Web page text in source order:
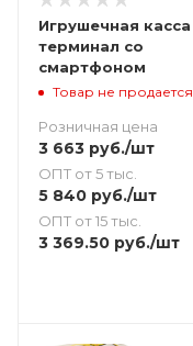
Игрушечная касса
терминал со
смартфоном
Товар не продается
Розничная цена
3 663 руб./шт
ОПТ от 5 тыс.
5 840 руб./шт
ОПТ от 15 тыс.
3 369.50 руб./шт